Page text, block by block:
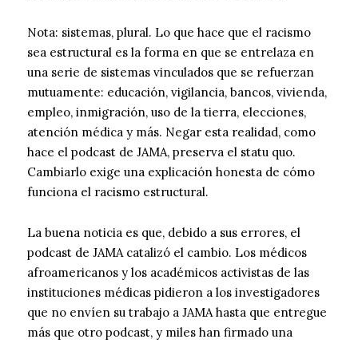
Nota: sistemas, plural. Lo que hace que el racismo
sea estructural es la forma en que se entrelaza en
una serie de sistemas vinculados que se refuerzan
mutuamente: educación, vigilancia, bancos, vivienda,
empleo, inmigración, uso de la tierra, elecciones,
atención médica y más. Negar esta realidad, como
hace el podcast de JAMA, preserva el statu quo.
Cambiarlo exige una explicación honesta de cómo
funciona el racismo estructural.
La buena noticia es que, debido a sus errores, el
podcast de JAMA catalizó el cambio. Los médicos
afroamericanos y los académicos activistas de las
instituciones médicas pidieron a los investigadores
que no envíen su trabajo a JAMA hasta que entregue
más que otro podcast, y miles han firmado una